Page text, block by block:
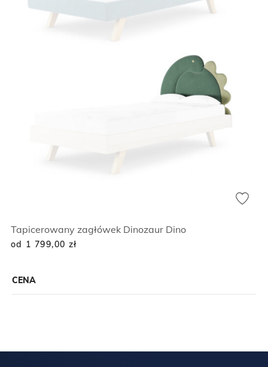
CENA
Tapicerowany zagłówek Dinozaur Dino
od 1 799,00 zł